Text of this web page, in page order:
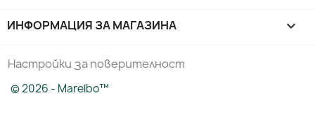
ИНФОРМАЦИЯ ЗА МАГАЗИНА keyboard_arrow_down
Настройки за поверителност
© 2026 - Marelbo™